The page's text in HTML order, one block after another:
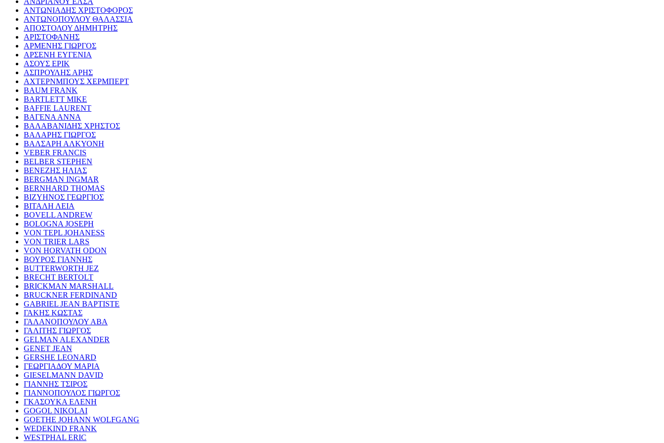
ΑΝΤΩΝΙΑΔΗΣ ΧΡΙΣΤΟΦΟΡΟΣ
ΑΝΤΩΝΟΠΟΥΛΟΥ ΘΑΛΑΣΣΙΑ
ΑΠΟΣΤΟΛΟΥ ΔΗΜΗΤΡΗΣ
ΑΡΙΣΤΟΦΑΝΗΣ
ΑΡΜΕΝΗΣ ΓΙΩΡΓΟΣ
ΑΡΣΕΝΗ ΕΥΓΕΝΙΑ
ΑΣΟΥΣ ΕΡΙΚ
ΑΣΠΡΟΥΛΗΣ ΑΡΗΣ
ΑΧΤΕΡΝΜΠΟΥΣ ΧΕΡΜΠΕΡΤ
BAUM FRANK
BARTLETT MIKE
BAFFIE LAURENT
ΒΑΓΕΝΑ ΑΝΝΑ
ΒΑΛΑΒΑΝΙΔΗΣ ΧΡΗΣΤΟΣ
ΒΑΛΑΡΗΣ ΓΙΩΡΓΟΣ
ΒΑΛΣΑΡΗ ΑΛΚΥΟΝΗ
VEBER FRANCIS
BELBER STEPHEN
ΒΕΝΕΖΗΣ ΗΛΙΑΣ
BERGMAN INGMAR
BERNHARD THOMAS
ΒΙΖΥΗΝΟΣ ΓΕΩΡΓΙΟΣ
ΒΙΤΑΛΗ ΛΕΙΑ
BOVELL ANDREW
BOLOGNA JOSEPH
VON TEPL JOHANESS
VON TRIER LARS
VON HORVATH ODON
ΒΟΥΡΟΣ ΓΙΑΝΝΗΣ
BUTTERWORTH JEZ
BRECHT BERTOLT
BRICKMAN MARSHALL
BRUCKNER FERDINAND
GABRIEL JEAN BAPTISTE
ΓΑΚΗΣ ΚΩΣΤΑΣ
ΓΑΛΑΝΟΠΟΥΛΟΥ ΑΒΑ
ΓΑΛΙΤΗΣ ΓΙΩΡΓΟΣ
GELMAN ALEXANDER
GENET JEAN
GERSHE LEONARD
ΓΕΩΡΓΙΑΔΟΥ ΜΑΡΙΑ
GIESELMANN DAVID
ΓΙΑΝΝΗΣ ΤΣΙΡΟΣ
ΓΙΑΝΝΟΠΟΥΛΟΣ ΓΙΩΡΓΟΣ
ΓΚΑΣΟΥΚΑ ΕΛΕΝΗ
GOGOL NIKOLAI
GOETHE JOHANN WOLFGANG
WEDEKIND FRANK
WESTPHAL ERIC